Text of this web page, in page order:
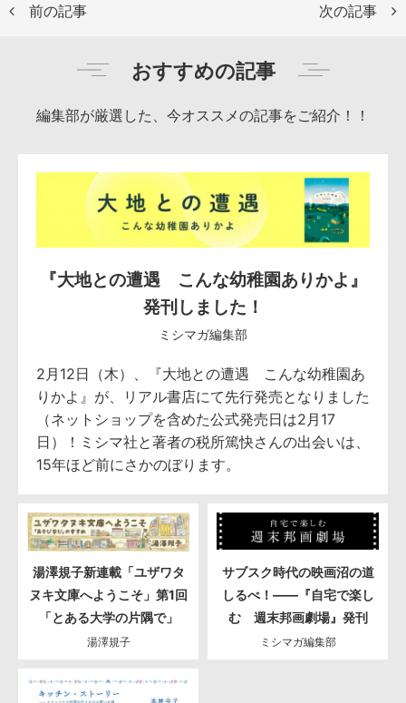
前の記事 次の記事
おすすめの記事
編集部が厳選した、今オススメの記事をご紹介！！
『大地との遭遇 こんな幼稚園ありかよ』
発刊しました！
ミシマガ編集部
2月12日（木）、『大地との遭遇 こんな幼稚園あ
りかよ』が、リアル書店にて先行発売となりました
（ネットショップを含めた公式発売日は2月17
日）！ミシマ社と著者の税所篤快さんの出会いは、
15年ほど前にさかのぼります。
湯澤規子新連載「ユザワタ
ヌキ文庫へようこそ」第1回
「とある大学の片隅で」
湯澤規子
サブスク時代の映画沼の道
しるべ！――『自宅で楽し
む 週末邦画劇場』発刊
ミシマガ編集部